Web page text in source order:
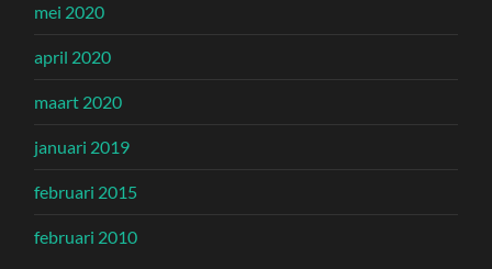
mei 2020
april 2020
maart 2020
januari 2019
februari 2015
februari 2010